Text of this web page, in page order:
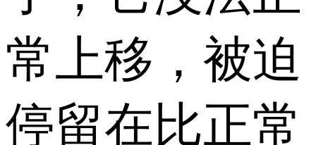
常上移，被迫
停留在比正常